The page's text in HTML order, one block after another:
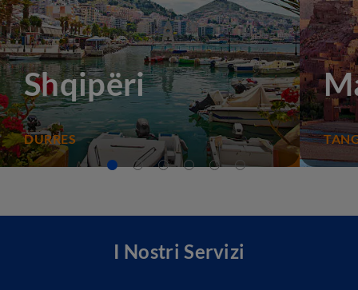
Shqipëri
DURRES
I Nostri Servizi